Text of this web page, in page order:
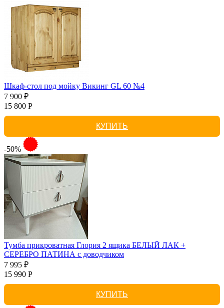
Шкаф-стол под мойку Викинг GL 60 №4
7 900 ₽
15 800 Р
КУПИТЬ
-50%
Тумба прикроватная Глория 2 ящика БЕЛЫЙ ЛАК +
СЕРЕБРО ПАТИНА с доводчиком
7 995 ₽
15 990 Р
КУПИТЬ